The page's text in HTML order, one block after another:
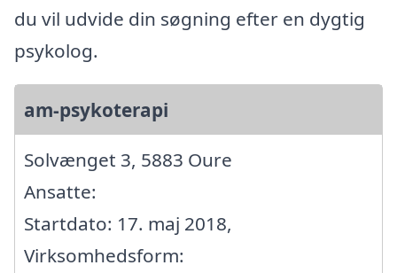
du vil udvide din søgning efter en dygtig
psykolog.
am-psykoterapi
Solvænget 3, 5883 Oure
Ansatte:
Startdato: 17. maj 2018,
Virksomhedsform: